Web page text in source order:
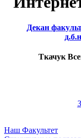
Декан
Ткачук
Наш Факультет